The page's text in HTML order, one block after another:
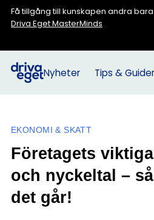
Få tillgång till kunskapen andra
Driva Eget MasterMinds
Nyheter Tips & Guider
EKONOMI & SKATT
Företagets
och nyckeltal –
det går!